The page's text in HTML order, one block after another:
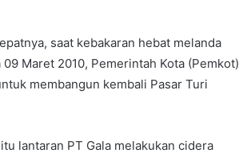
saat kebakaran hebat melanda
Maret 2010, Pemerintah Kota (Pemkot)
membangun kembali Pasar Turi
lantaran PT Gala melakukan cidera